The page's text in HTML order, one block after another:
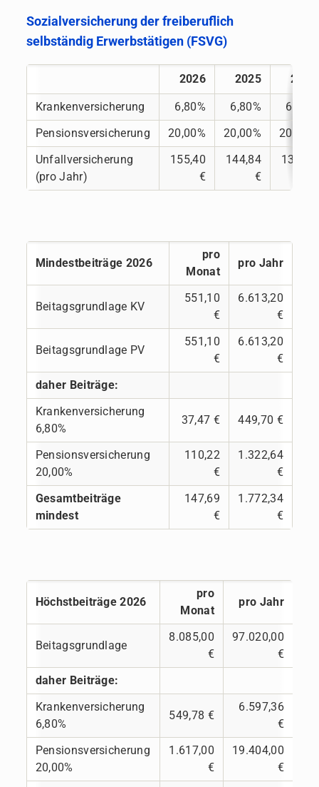
Sozialversicherung der freiberuflich
selbständig Erwerbstätigen (FSVG)
2026 2025 2024
Krankenversicherung 6,80% 6,80%
6,80%
Pensionsversicherung
20,00% 20,00%
20,00%
Unfallversicherung
(pro Jahr)
155,40
€
144,84
€
136,20
Mindestbeiträge 2026
pro
Monat
pro Jahr
Beitagsgrundlage KV
551,10
€
6.613,20
€
Beitagsgrundlage PV
551,10
€
6.613,20
€
daher Beiträge:
Krankenversicherung
6,80%
37,47 € 449,70 €
Pensionsversicherung
20,00%
110,22
€
1.322,64
€
Gesamtbeiträge
mindest
147,69
€
1.772,34
€
Höchstbeiträge 2026
pro
Monat
pro Jahr
Beitagsgrundlage
8.085,00
€
97.020,00
€
daher Beiträge:
Krankenversicherung
6,80%
549,78 €
6.597,36
€
Pensionsversicherung
20,00%
1.617,00
€
19.404,00
€